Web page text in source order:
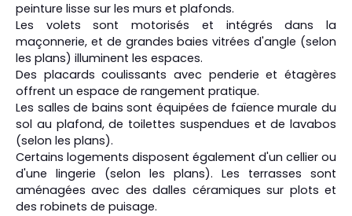
peinture lisse sur les murs et plafonds.
Les volets sont motorisés et intégrés dans la
maçonnerie, et de grandes baies vitrées d'angle (selon
les plans) illuminent les espaces.
Des placards coulissants avec penderie et étagères
offrent un espace de rangement pratique.
Les salles de bains sont équipées de faïence murale du
sol au plafond, de toilettes suspendues et de lavabos
(selon les plans).
Certains logements disposent également d'un cellier ou
d'une lingerie (selon les plans). Les terrasses sont
aménagées avec des dalles céramiques sur plots et
des robinets de puisage.